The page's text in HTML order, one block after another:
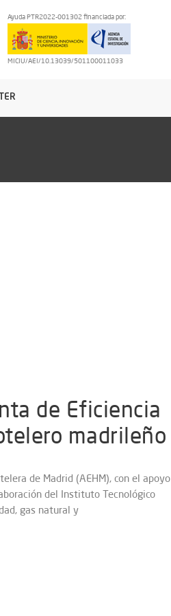
Ayuda PTR2022-001302 financiada por:
MICIU/AEI/10.13039/501100011033
de Eficiencia
madrileño
de Madrid (AEHM), con el apoyo
del Instituto Tecnológico
gas natural y